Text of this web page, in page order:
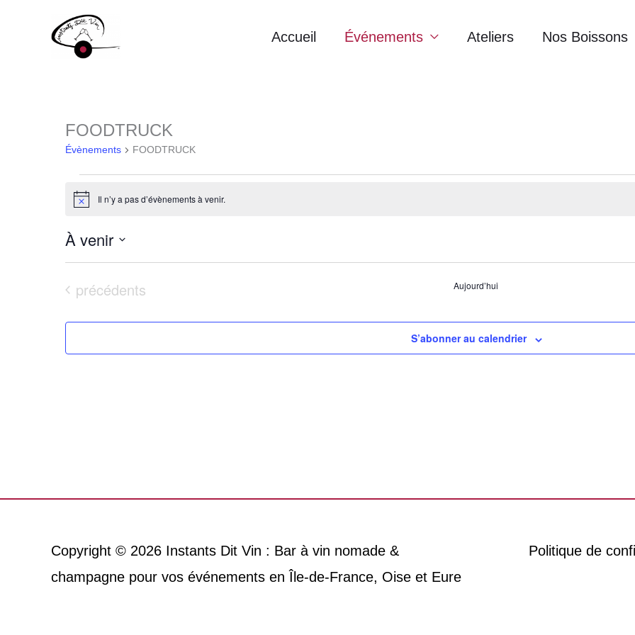
Accueil Événements Ateliers Nos Boissons
FOODTRUCK
Évènements FOODTRUCK
Évènements
Notice Il n’y a pas d’évènements à venir.
À venir
Sélectionnez
uneÉvènements
précédents Aujourd’hui
S’abonner au calendrier
Copyright © 2026 Instants Dit Vin : Bar à vin nomade &
champagne pour vos événements en Île-de-France, Oise et Eure
Politique de